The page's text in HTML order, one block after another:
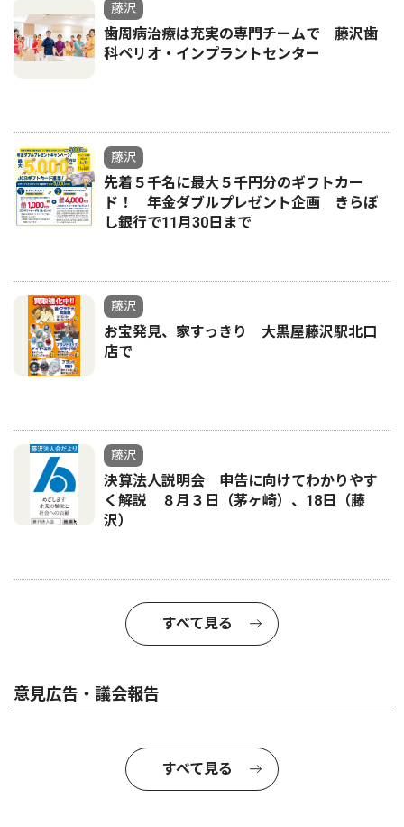
藤沢
歯周病治療は充実の専門チームで 藤沢歯
科ペリオ・インプラントセンター
藤沢
先着５千名に最大５千円分のギフトカー
ド！ 年金ダブルプレゼント企画 きらぼ
し銀行で11月30日まで
藤沢
お宝発見、家すっきり 大黒屋藤沢駅北口
店で
藤沢
決算法人説明会 申告に向けてわかりやす
く解説 ８月３日（茅ヶ崎）、18日（藤
沢）
すべて見る
意見広告・議会報告
すべて見る